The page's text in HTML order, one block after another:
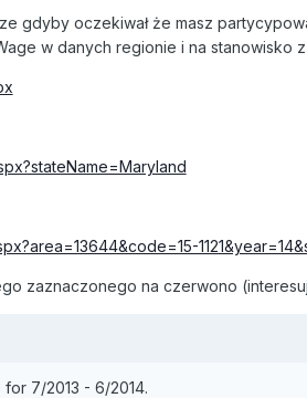
gdyby oczekiwał że masz
w danych regionie i na stanowisko
zaznaczonego na czerwono
7/2013 - 6/2014.